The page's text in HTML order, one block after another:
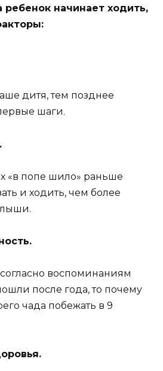
ребенок начинает ходить,
дитя, тем позднее
шаги.
«в попе шило» раньше
и ходить, чем более
воспоминаниям
после года, то почему
чада побежать в 9